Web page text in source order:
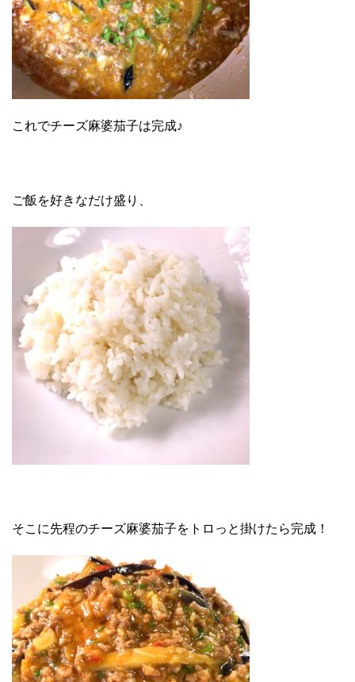
これでチーズ麻婆茄子は完成♪
ご飯を好きなだけ盛り、
そこに先程のチーズ麻婆茄子をトロっと掛けたら完成！